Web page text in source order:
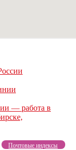
— работа в
Почтовые индексы